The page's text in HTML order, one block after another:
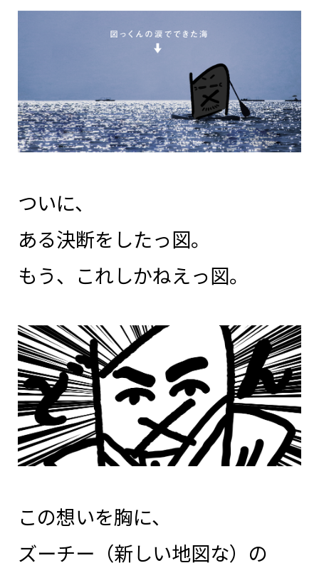
ついに、
ある決断をしたっ図。
もう、これしかねえっ図。
この想いを胸に、
ズーチー（新しい地図な）の